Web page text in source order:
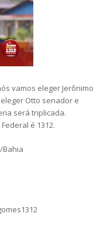
vamos eleger Jerônimo
Otto senador e
será triplicada.
é 1312.
Bahia